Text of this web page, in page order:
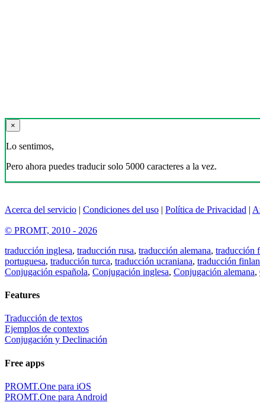
×
Lo sentimos,
Pero ahora puedes traducir solo 5000 caracteres a la vez.
Acerca del servicio | Condiciones del uso | Política de Privacidad |
© PROMT, 2010 - 2026
traducción inglesa, traducción rusa, traducción alemana, traducción
portuguesa, traducción turca, traducción ucraniana, traducción
Conjugación española, Conjugación inglesa, Conjugación alemana,
Features
Traducción de textos
Ejemplos de contextos
Conjugación y Declinación
Free apps
PROMT.One para iOS
PROMT.One para Android